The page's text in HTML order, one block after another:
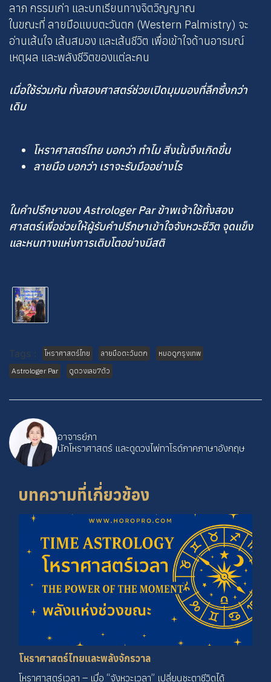
ลาภ กรรมเก่า และบทเรียนทางจิตวิญญาณ
ในขณะที่ ลายมือแบบตะวันตก (Western Palmistry) จะ
อ่านเส้นใจ เส้นสมอง และเส้นชีวิต เพื่อเข้าใจด้านอารมณ์
เหตุผล และพลังชีวิตของแต่ละคน
เมื่อใช้ร่วมกัน ทั้งสองศาสตร์ช่วยเปิดมุมมองที่ลึกซึ้งกว่า
เดิม
โหราศาสตร์ไทย บอกว่า ทำไม สิ่งนั้นจึงเกิดขึ้น
ลายมือ บอกว่า เราจะรับมืออย่างไร
ในคำปรึกษาของ Astrologer Par ข้าพเจ้าใช้ทั้งสอง
ศาสตร์เพื่อช่วยให้ผู้รับคำปรึกษาเข้าใจจังหวะชีวิต จุดแข็ง
และหนทางแห่งการเติบโตอย่างมีสติ
Tags : โหราศาสตร์ไทย ลายมือตะวันตก
หมอดูกรุงเทพ
Astrologer Par
ดูดวงเลข7ตัว
อาจารย์ภา
นักโหราศาสตร์ และดูดวงไพ่ทาโรต์ภาคภาษาอังกฤษ
บทความที่เกี่ยวข้อง
โหราศาสตร์ไทยและพลังจักรวาล
โหราศาสตร์เวลา – เมื่อ “จังหวะเวลา” เปลี่ยนชะตาชีวิตได้